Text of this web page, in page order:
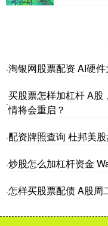
·淘银网股票配资 AI硬
·
买股票怎样加杠杆 A股
情将会重启？
·配资牌照查询 杜邦美
·炒股怎么加杠杆资金
·怎样买股票配债 A股周